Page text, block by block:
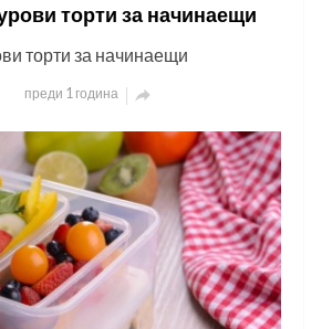
торти за начинаещи
торти за начинаещи
преди 1 година 